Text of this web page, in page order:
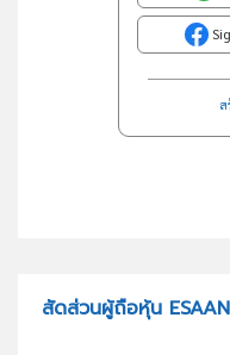
ส
สัดส่วนผู้ถือหุ้น